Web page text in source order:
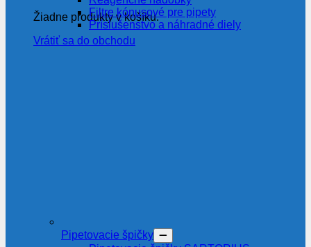
Žiadne produkty v košíku.
Vrátiť sa do obchodu
Filtre kónusové pre pipety
Príslušenstvo a náhradné diely
Pipetovacie špičky